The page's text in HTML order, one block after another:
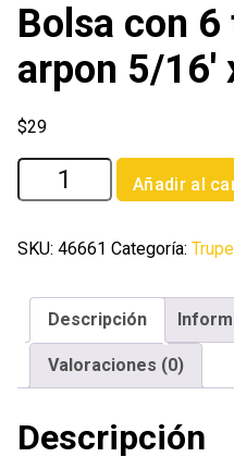
Bolsa con 6
arpon 5/16′
$29
Bolsa
con
taquetes
5/16'
2'
Fiero
Añadir al
SKU: 46661 Categoría:
Descripción
Valoraciones (0)
Descripción